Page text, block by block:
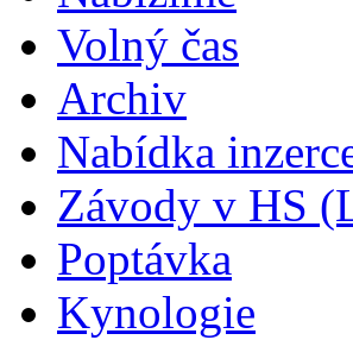
Volný čas
Archiv
Nabídka
Závody v HS
Poptávka
Kynologie